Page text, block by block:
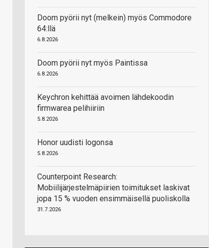
Doom pyörii nyt (melkein) myös Commodore
64:llä
6.8.2026
Doom pyörii nyt myös Paintissa
6.8.2026
Keychron kehittää avoimen lähdekoodin
firmwarea pelihiiriin
5.8.2026
Honor uudisti logonsa
5.8.2026
Counterpoint Research:
Mobiilijärjestelmäpiirien toimitukset laskivat
jopa 15 % vuoden ensimmäisellä puoliskolla
31.7.2026